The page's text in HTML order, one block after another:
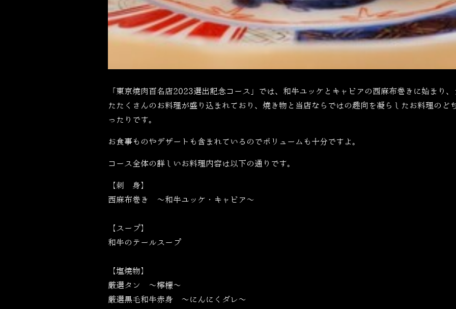
「東京焼肉百名店2023選出記念コース」では、和牛ユッケとキャビアの西麻布巻きに始まり
たたくさんのお料理が盛り込まれており、焼き物と当店ならではの趣向を凝らしたお料理のど
ったりです。
お食事ものやデザートも含まれているのでボリュームも十分ですよ。
コース全体の詳しいお料理内容は以下の通りです。
【刺 身】
西麻布巻き 〜和牛ユッケ・キャビア〜
【スープ】
和牛のテールスープ
【塩焼物】
厳選タン ～檸檬～
厳選黒毛和牛赤身 〜にんにくダレ〜